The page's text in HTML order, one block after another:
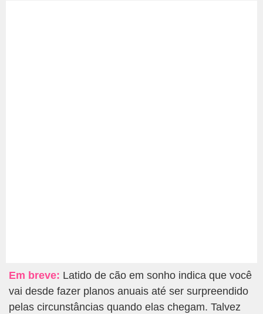
Em breve: Latido de cão em sonho indica que você
vai desde fazer planos anuais até ser surpreendido
pelas circunstâncias quando elas chegam. Talvez